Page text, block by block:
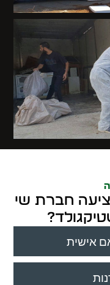
חברת שי
אישית